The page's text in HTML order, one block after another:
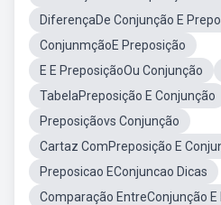
DiferençaDe Conjunção E
ConjunmçãoE Preposição
E E PreposiçãoOu Conjunção
TabelaPreposição E Conjunção
Preposiçãovs Conjunção
Cartaz ComPreposição E
Preposicao EConjuncao Dicas
Comparação EntreConjunção E